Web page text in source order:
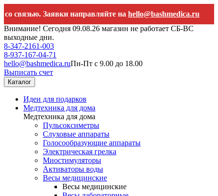
Заявки направляйте наhello@bashmedica.ru
Внимание! Сегодня 09.08.26 магазин не работает СБ-ВС
выходные дни.
8-347-2161-003
8-937-167-04-71
hello@bashmedica.ruПн-Пт с 9.00 до 18.00
Выписать счет
Каталог
Идеи для подарков
Медтехника для дома
Медтехника для дома
Пульсоксиметры
Слуховые аппараты
Голосообразующие аппараты
Электрическая грелка
Миостимуляторы
Активаторы воды
Весы медицинские
Весы медицинские